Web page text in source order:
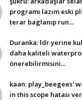
programı lazım eski
terar baglanıp run...
Duranka: ldr yerine
daha kaliteli
önerebilirmisini...
kaan: play_beegees'
in this scope hatası